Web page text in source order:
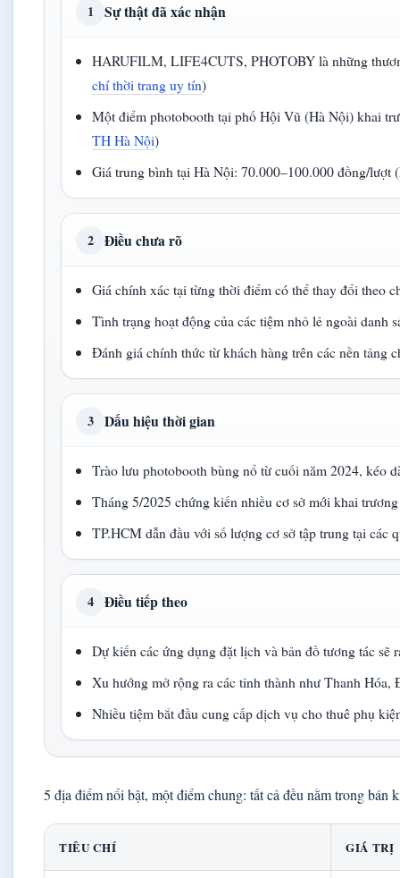
1 Sự thật đã xác nhận
HARUFILM, LIFE4CUTS, PHOTOBY là những
chí thời trang uy tín)
Một điểm photobooth tại phố Hội Vũ (Hà Nội) khai
TH Hà Nội)
Giá trung bình tại Hà Nội: 70.000–100.000 đồng/lượt (
2 Điều chưa rõ
Giá chính xác tại từng thời điểm có thể thay đổi theo
Tình trạng hoạt động của các tiệm nhỏ lẻ ngoài danh
Đánh giá chính thức từ khách hàng trên các nền tảng
3 Dấu hiệu thời gian
Trào lưu photobooth bùng nổ từ cuối năm 2024, kéo
Tháng 5/2025 chứng kiến nhiều cơ sở mới khai
TP.HCM dẫn đầu với số lượng cơ sở tập trung tại các
4 Điều tiếp theo
Dự kiến các ứng dụng đặt lịch và bản đồ tương tác sẽ
Xu hướng mở rộng ra các tỉnh thành như Thanh Hóa,
Nhiều tiệm bắt đầu cung cấp dịch vụ cho thuê phụ
5 địa điểm nổi bật, một điểm chung: tất cả đều nằm trong bán
TIÊU CHÍ GIÁ TRỊ